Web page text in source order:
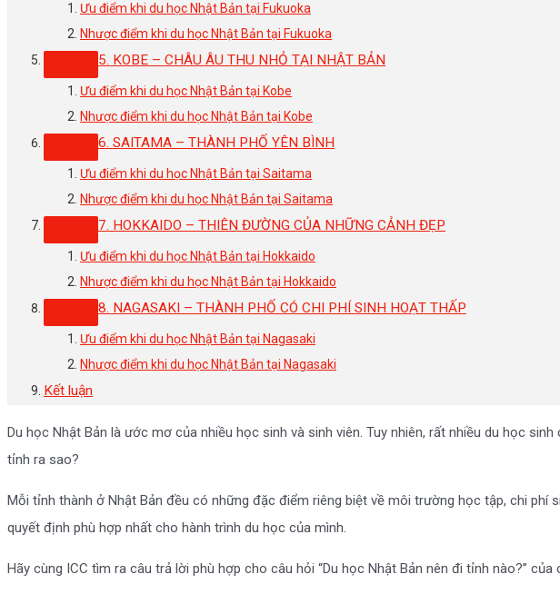
Ưu điểm khi du học Nhật Bản tại Fukuoka
Nhược điểm khi du học Nhật Bản tại Fukuoka
5. KOBE – CHÂU ÂU THU NHỎ TẠI NHẬT BẢN
Ưu điểm khi du học Nhật Bản tại Kobe
Nhược điểm khi du học Nhật Bản tại Kobe
6. SAITAMA – THÀNH PHỐ YÊN BÌNH
Ưu điểm khi du học Nhật Bản tại Saitama
Nhược điểm khi du học Nhật Bản tại Saitama
7. HOKKAIDO – THIÊN ĐƯỜNG CỦA NHỮNG CẢNH ĐẸP
Ưu điểm khi du học Nhật Bản tại Hokkaido
Nhược điểm khi du học Nhật Bản tại Hokkaido
8. NAGASAKI – THÀNH PHỐ CÓ CHI PHÍ SINH HOẠT THẤP
Ưu điểm khi du học Nhật Bản tại Nagasaki
Nhược điểm khi du học Nhật Bản tại Nagasaki
Kết luận
Du học Nhật Bản là ước mơ của nhiều học sinh và sinh viên. Tuy nhiên, rất nhiều du học
tỉnh ra sao?
Mỗi tỉnh thành ở Nhật Bản đều có những đặc điểm riêng biệt về môi trường học tập, chi phí
quyết định phù hợp nhất cho hành trình du học của mình.
Hãy cùng ICC tìm ra câu trả lời phù hợp cho câu hỏi “Du học Nhật Bản nên đi tỉnh nào?” của